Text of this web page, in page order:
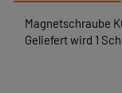
Magnetschraube
Geliefert wird 1